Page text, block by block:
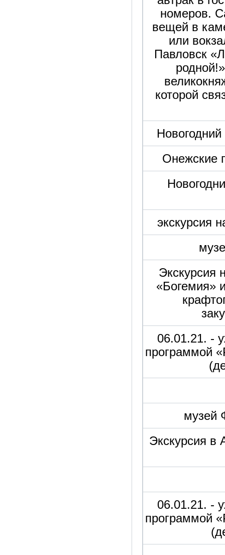
номеров.
вещей в
или
Павловск
которой
Онежские
экскурсия
Экскурсия
«Богемия»
06.01.21. -
программой
музей
Экскурсия в
06.01.21. -
программой